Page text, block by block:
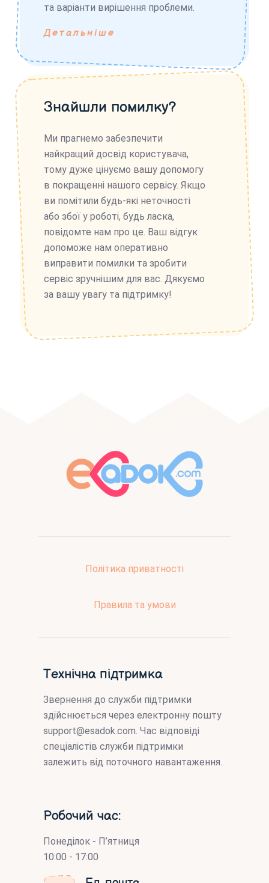
та варіанти вирішення проблеми.
Детальніше
Знайшли помилку?
Ми прагнемо забезпечити
найкращий досвід користувача,
тому дуже цінуємо вашу допомогу
в покращенні нашого сервісу. Якщо
ви помітили будь-які неточності
або збої у роботі, будь ласка,
повідомте нам про це. Ваш відгук
допоможе нам оперативно
виправити помилки та зробити
сервіс зручнішим для вас. Дякуємо
за вашу увагу та підтримку!
Політика приватності
Правила та умови
Технічна підтримка
Звернення до служби підтримки
здійснюється через електронну пошту
support@esadok.com . Час відповіді
спеціалістів служби підтримки
залежить від поточного навантаження.
Робочий час:
Понеділок - П’ятниця
10:00 - 17:00